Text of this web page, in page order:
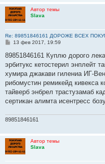
Автор темы
Slava
Re: 89851846161 ДОРОЖЕ ВСЕХ
С
о
щ
е
и
е
13 фев 2017, 19:59
89851846161 Куплю дорого
эрбитукс кетостерил энплейт
хумира джакави гилениа ИГ-
рибомустин ремикейд кивекса
тайверб энбрел трастузамаб
сертикан алимта исентресс
89851846161
Автор темы
Slava